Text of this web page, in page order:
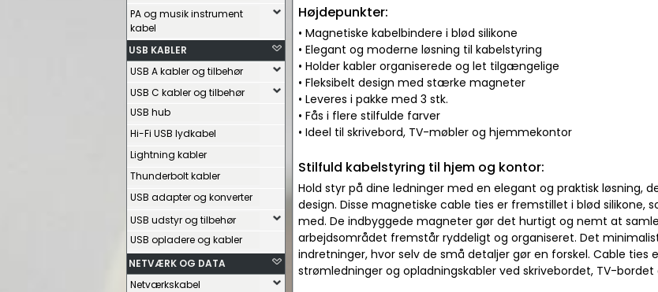
PA og musik instrument
kabel
USB KABLER
USB A kabler og tilbehør
USB C kabler og tilbehør
USB hub
Hi-Fi USB lydkabel
Lightning kabler
Thunderbolt kabler
USB adapter og konverter
USB udstyr og tilbehør
USB opladere og kabler
NETVÆRK OG DATA
Netværkskabel
Højdepunkter:
• Magnetiske kabelbindere i blød silikone
• Elegant og moderne løsning til kabelstyring
• Holder kabler organiserede og let tilgængelige
• Fleksibelt design med stærke magneter
• Leveres i pakke med 3 stk.
• Fås i flere stilfulde farver
• Ideel til skrivebord, TV-møbler og hjemmekontor
Stilfuld kabelstyring til hjem og kontor:
Hold styr på dine ledninger med en elegant og praktisk løsning,
design. Disse magnetiske cable ties er fremstillet i blød silikone,
med. De indbyggede magneter gør det hurtigt og nemt at
arbejdsområdet fremstår ryddeligt og organiseret. Det
indretninger, hvor selv de små detaljer gør en forskel. Cable ties
strømledninger og opladningskabler ved skrivebordet, TV-